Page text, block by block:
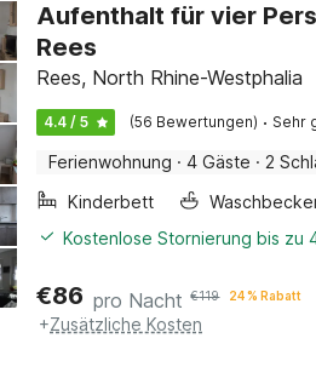
Aufenthalt für vier
Rees
Rees, North Rhine-Westphalia
4.4 / 5 (56 Bewertungen) · Sehr
Ferienwohnung · 4 Gäste · 2
Kinderbett
Kostenlose Stornierung bis zu
€86 pro Nacht €119 24 % Rabatt
+Zusätzliche Kosten